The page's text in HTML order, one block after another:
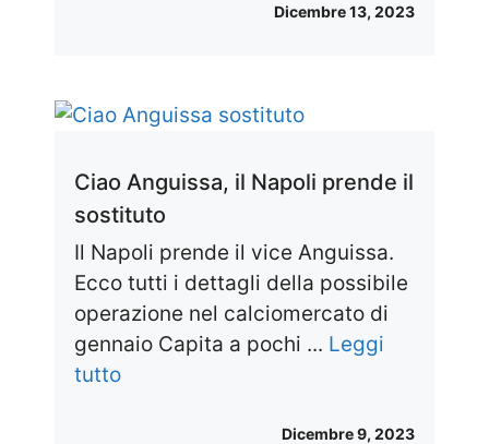
Dicembre 13, 2023
Ciao Anguissa, il Napoli prende il
sostituto
Il Napoli prende il vice Anguissa.
Ecco tutti i dettagli della possibile
operazione nel calciomercato di
gennaio Capita a pochi ... Leggi
tutto
Dicembre 9, 2023